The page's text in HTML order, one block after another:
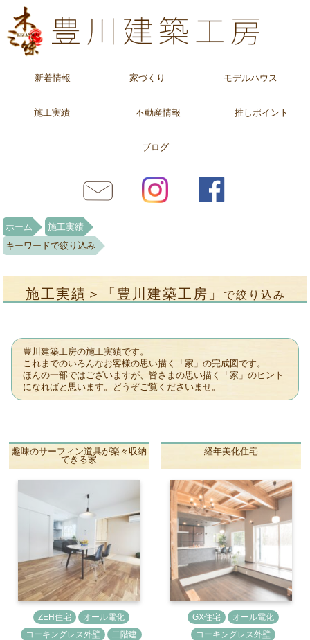
新着情報 家づくり モデルハウス
施工実績 不動産情報 推しポイント
ブログ
ホーム
施工実績
キーワードで絞り込み
施工実績＞「豊川建築工房」 で絞り込み
豊川建築工房の施工実績です。
これまでのいろんなお客様の思い描く「家」の完成図です。
ほんの一部ではございますが、皆さまの思い描く「家」のヒント
になればと思います。どうぞご覧くださいませ。
趣味のサーフィン道具が楽々収納
できる家
ZEH住宅 オール電化
コーキングレス外壁 二階建
経年美化住宅
GX住宅 オール電化
コーキングレス外壁